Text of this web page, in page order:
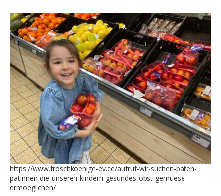
https://www.froschkoenige-ev.de/aufruf-wir-suchen-paten-
patinnen-die-unseren-kindern-gesundes-obst-gemuese-
ermoeglichen/